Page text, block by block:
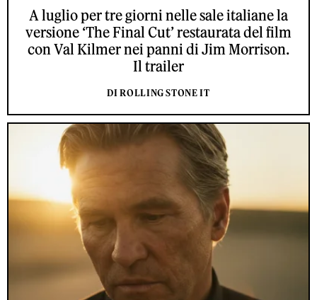
A luglio per tre giorni nelle sale italiane la
versione ‘The Final Cut’ restaurata del film
con Val Kilmer nei panni di Jim Morrison.
Il trailer
DI ROLLING STONE IT